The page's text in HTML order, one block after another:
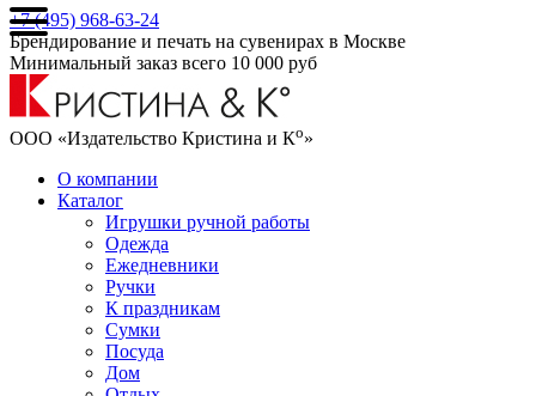
+7 (495) 968-63-24
Брендирование и печать на сувенирах в Москве
Минимальный заказ всего 10 000 руб
ООО «Издательство Кристина и Ко»
О компании
Каталог
Игрушки ручной работы
Одежда
Ежедневники
Ручки
К праздникам
Сумки
Посуда
Дом